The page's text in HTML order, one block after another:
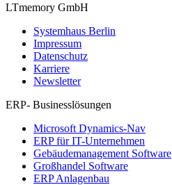
LTmemory GmbH
Systemhaus Berlin
Impressum
Datenschutz
Karriere
Newsletter
ERP- Businesslösungen
Microsoft Dynamics-Nav
ERP für IT-Unternehmen
Gebäudemanagement Software
Großhandel Software
ERP Anlagenbau